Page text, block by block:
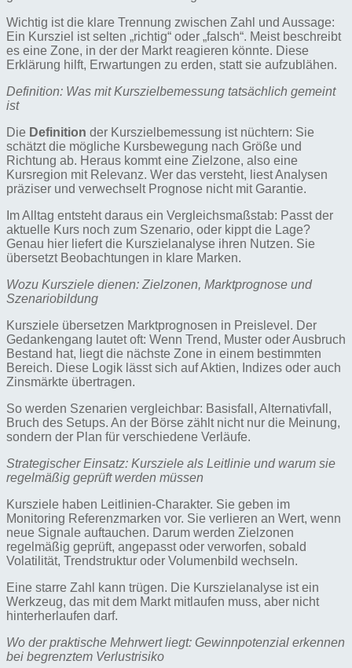
Wichtig ist die klare Trennung zwischen Zahl und Aussage:
Ein Kursziel ist selten „richtig“ oder „falsch“. Meist beschreibt
es eine Zone, in der der Markt reagieren könnte. Diese
Erklärung hilft, Erwartungen zu erden, statt sie aufzublähen.
Definition: Was mit Kurszielbemessung tatsächlich gemeint
ist
Die Definition der Kurszielbemessung ist nüchtern: Sie
schätzt die mögliche Kursbewegung nach Größe und
Richtung ab. Heraus kommt eine Zielzone, also eine
Kursregion mit Relevanz. Wer das versteht, liest Analysen
präziser und verwechselt Prognose nicht mit Garantie.
Im Alltag entsteht daraus ein Vergleichsmaßstab: Passt der
aktuelle Kurs noch zum Szenario, oder kippt die Lage?
Genau hier liefert die Kurszielanalyse ihren Nutzen. Sie
übersetzt Beobachtungen in klare Marken.
Wozu Kursziele dienen: Zielzonen, Marktprognose und
Szenariobildung
Kursziele übersetzen Marktprognosen in Preislevel. Der
Gedankengang lautet oft: Wenn Trend, Muster oder Ausbruch
Bestand hat, liegt die nächste Zone in einem bestimmten
Bereich. Diese Logik lässt sich auf Aktien, Indizes oder auch
Zinsmärkte übertragen.
So werden Szenarien vergleichbar: Basisfall, Alternativfall,
Bruch des Setups. An der Börse zählt nicht nur die Meinung,
sondern der Plan für verschiedene Verläufe.
Strategischer Einsatz: Kursziele als Leitlinie und warum sie
regelmäßig geprüft werden müssen
Kursziele haben Leitlinien-Charakter. Sie geben im
Monitoring Referenzmarken vor. Sie verlieren an Wert, wenn
neue Signale auftauchen. Darum werden Zielzonen
regelmäßig geprüft, angepasst oder verworfen, sobald
Volatilität, Trendstruktur oder Volumenbild wechseln.
Eine starre Zahl kann trügen. Die Kurszielanalyse ist ein
Werkzeug, das mit dem Markt mitlaufen muss, aber nicht
hinterherlaufen darf.
Wo der praktische Mehrwert liegt: Gewinnpotenzial erkennen
bei begrenztem Verlustrisiko